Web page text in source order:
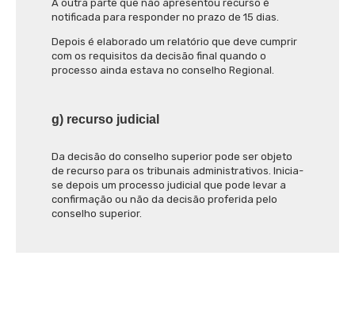
A outra parte que não apresentou recurso é
notificada para responder no prazo de 15 dias.
Depois é elaborado um relatório que deve cumprir
com os requisitos da decisão final quando o
processo ainda estava no conselho Regional.
g) recurso judicial
Da decisão do conselho superior pode ser objeto
de recurso para os tribunais administrativos. Inicia-
se depois um processo judicial que pode levar a
confirmação ou não da decisão proferida pelo
conselho superior.